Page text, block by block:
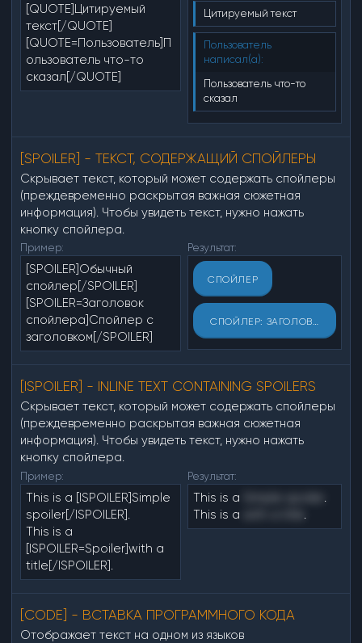
[QUOTE]Цитируемый
текст[/QUOTE]
[QUOTE=Пользователь]П
ользователь что-то
сказал[/QUOTE]
Цитируемый текст
Пользователь
написал(а):
Пользователь что-то
сказал
[SPOILER] - ТЕКСТ, СОДЕРЖАЩИЙ СПОЙЛЕРЫ
Скрывает текст, который может содержать спойлеры
(преждевременно раскрытая важная сюжетная
информация). Чтобы увидеть текст, нужно нажать
кнопку спойлера.
Пример:
[SPOILER]Обычный
спойлер[/SPOILER]
[SPOILER=Заголовок
спойлера]Спойлер с
заголовком[/SPOILER]
Результат:
СПОЙЛЕР
СПОЙЛЕР: ЗАГОЛОВОК
[ISPOILER] - INLINE TEXT CONTAINING SPOILERS
Скрывает текст, который может содержать спойлеры
(преждевременно раскрытая важная сюжетная
информация). Чтобы увидеть текст, нужно нажать
кнопку спойлера.
Пример:
This is a [ISPOILER]Simple
spoiler[/ISPOILER].
This is a
[ISPOILER=Spoiler]with a
title[/ISPOILER].
Результат:
This is a
.
This is a
.
[CODE] - ВСТАВКА ПРОГРАММНОГО КОДА
Отображает текст на одном из языков